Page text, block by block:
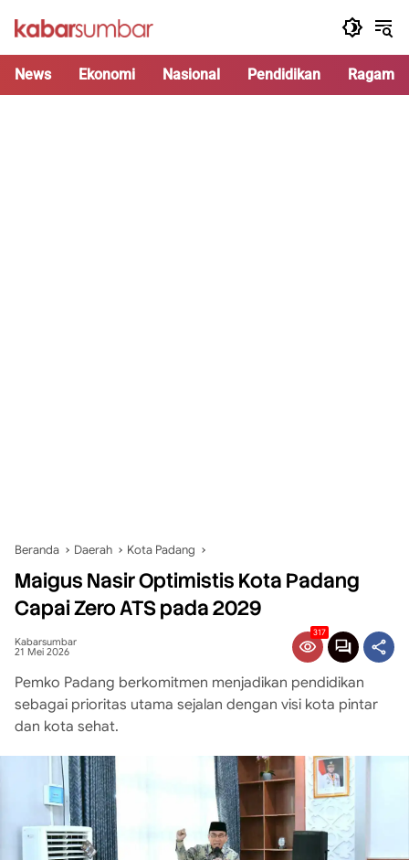
News Ekonomi Nasional Pendidikan Ragam
Beranda Daerah Kota Padang
Maigus Nasir Optimistis Kota Padang
Capai Zero ATS pada 2029
Kabarsumbar
21 Mei 2026
317
Pemko Padang berkomitmen menjadikan pendidikan
sebagai prioritas utama sejalan dengan visi kota pintar
dan kota sehat.